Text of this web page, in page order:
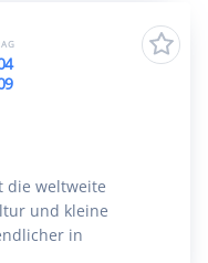
die weltweite
und kleine
in